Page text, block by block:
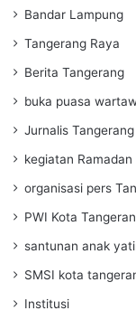
Bandar Lampung
Tangerang Raya
Berita Tangerang
buka puasa
Jurnalis
kegiatan
organisasi pers
PWI Kota
santunan anak
SMSI kota
Institusi